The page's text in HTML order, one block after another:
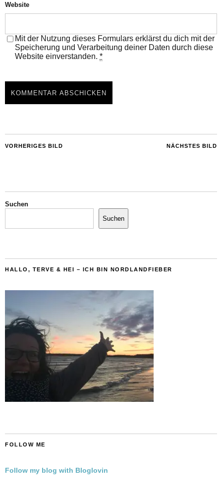
Website
Mit der Nutzung dieses Formulars erklärst du dich mit der
Speicherung und Verarbeitung deiner Daten durch diese
Website einverstanden. *
NÄCHSTES BILD
VORHERIGES BILD
Suchen
Suchen
HALLO, TERVE & HEI – ICH BIN NORDLANDFIEBER
FOLLOW ME
Follow my blog with Bloglovin